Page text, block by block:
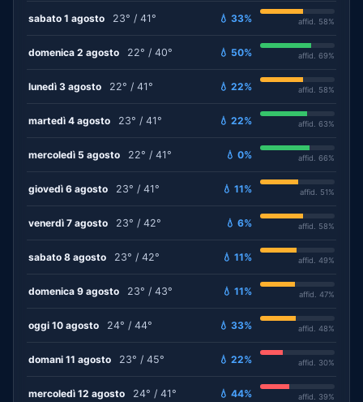
sabato 1 agosto 23° / 41° 💧 33% affid. 58%
domenica 2 agosto 22° / 40° 💧 50% affid. 69%
lunedì 3 agosto 22° / 41° 💧 22% affid. 58%
martedì 4 agosto 23° / 41° 💧 22% affid. 63%
mercoledì 5 agosto 22° / 41° 💧 0% affid. 66%
giovedì 6 agosto 23° / 41° 💧 11% affid. 51%
venerdì 7 agosto 23° / 42° 💧 6% affid. 58%
sabato 8 agosto 23° / 42° 💧 11% affid. 49%
domenica 9 agosto 23° / 43° 💧 11% affid. 47%
oggi 10 agosto 24° / 44° 💧 33% affid. 48%
domani 11 agosto 23° / 45° 💧 22% affid. 30%
mercoledì 12 agosto 24° / 41° 💧 44% affid. 39%